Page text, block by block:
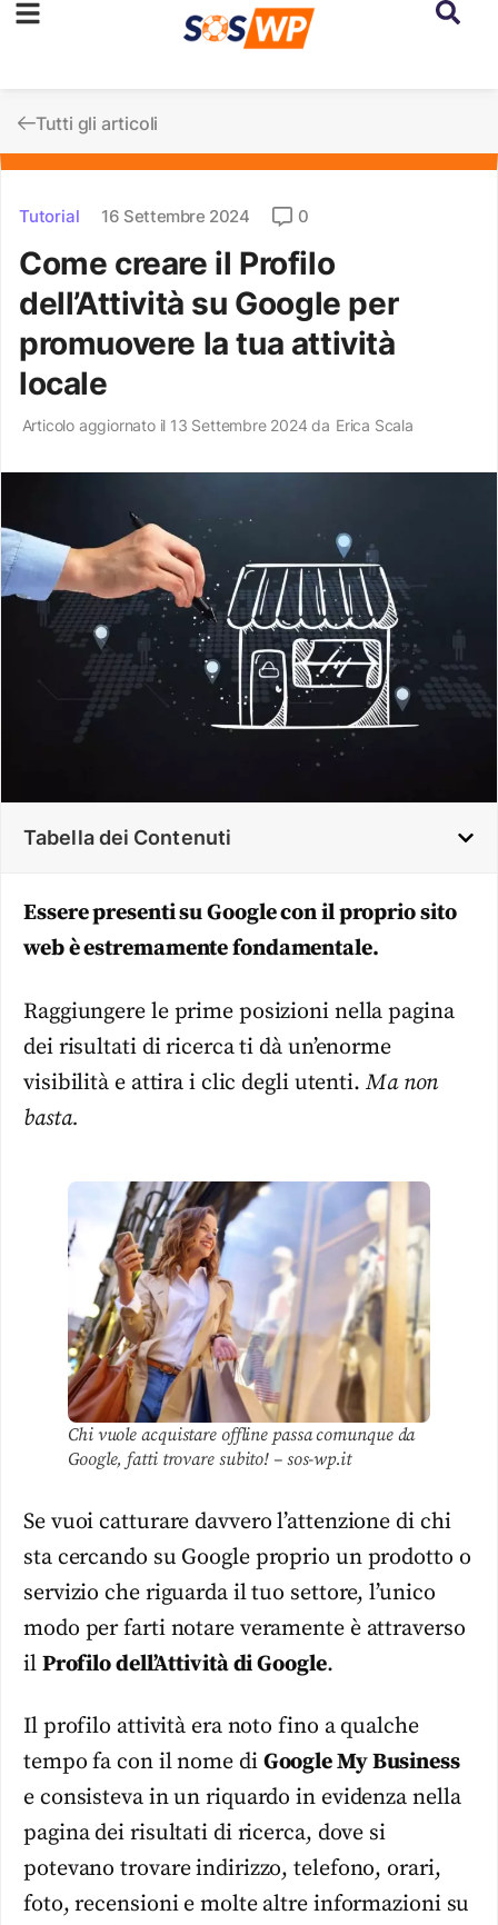
Tutti gli articoli
Tutorial 16 Settembre 2024 0
Come creare il Profilo
dell’Attività su Google per
promuovere la tua attività
locale
Articolo aggiornato il 13 Settembre 2024 da Erica Scala
Tabella dei Contenuti
Essere presenti su Google con il proprio sito
web è estremamente fondamentale.
Raggiungere le prime posizioni nella pagina
dei risultati di ricerca ti dà un’enorme
visibilità e attira i clic degli utenti. Ma non
basta.
Chi vuole acquistare offline passa comunque da
Google, fatti trovare subito! – sos-wp.it
Se vuoi catturare davvero l’attenzione di chi
sta cercando su Google proprio un prodotto o
servizio che riguarda il tuo settore, l’unico
modo per farti notare veramente è attraverso
il Profilo dell’Attività di Google.
Il profilo attività era noto fino a qualche
tempo fa con il nome di Google My Business
e consisteva in un riquardo in evidenza nella
pagina dei risultati di ricerca, dove si
potevano trovare indirizzo, telefono, orari,
foto, recensioni e molte altre informazioni su